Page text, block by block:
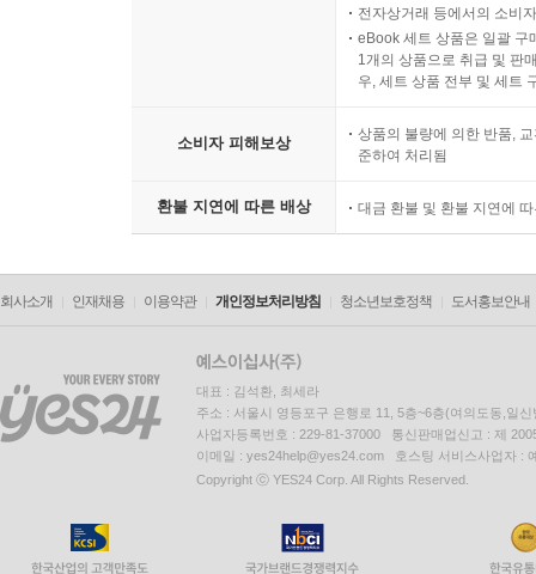
전자상거래 등에서의 소비
eBook 세트 상품은 일괄 구
1개의 상품으로 취급 및 판
우, 세트 상품 전부 및 세트
소비자 피해보상
상품의 불량에 의한 반품,
준하여 처리됨
환불 지연에 따른 배상 대금 환불 및 환불 지연에
회사소개 인재채용 이용약관 개인정보처리방침 청소년보호정책 도서홍보안내
대표 : 김석환, 최세라
주소 : 서울시 영등포구 은행로 11, 5층~6층(여의도동,일신
사업자등록번호 : 229-81-37000 통신판매업신고 : 제
이메일 : yes24help@yes24.com 호스팅 서비스사업자 :
Copyright ⓒ YES24 Corp. All Rights Reserved.